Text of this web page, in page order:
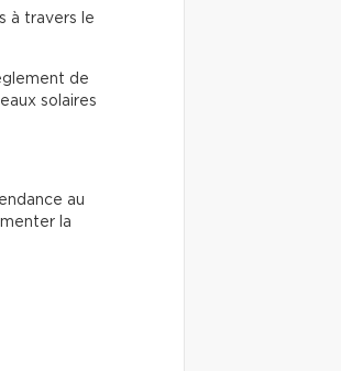
à travers le
de
solaires
au
la